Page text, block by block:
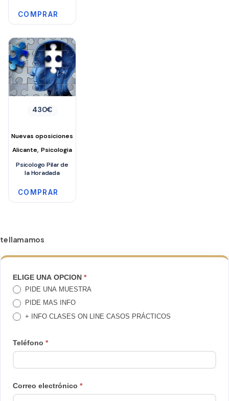
COMPRAR
430€
Nuevas oposiciones
Alicante ,Psicologia
Psicologo Pilar de
la Horadada
COMPRAR
te llamamos
TE
LLAMAMOS
ELIGE UNA OPCION *
PIDE UNA MUESTRA
PIDE MAS INFO
+ INFO CLASES ON LINE CASOS PRÁCTICOS
Teléfono *
Correo electrónico *